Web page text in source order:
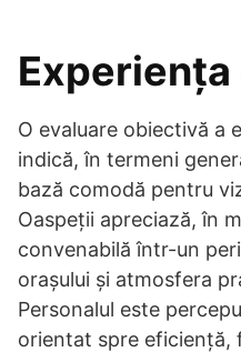
O evaluare obiectivă a
indică, în termeni
bază comodă pentru
Oaspeții apreciază, în
convenabilă într-un
orașului și atmosfera
Personalul este
orientat spre eficiență,